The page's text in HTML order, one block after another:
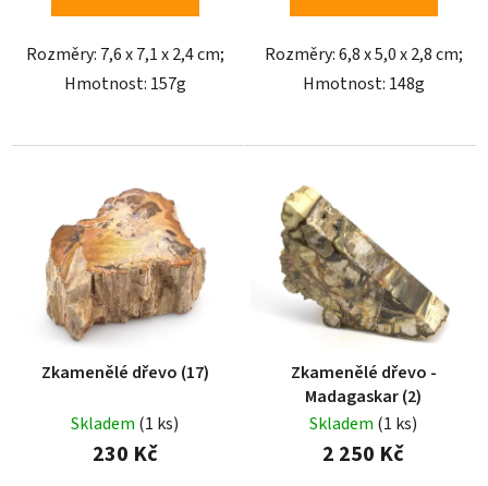
Rozměry: 7,6 x 7,1 x 2,4 cm;
Hmotnost: 157g
Rozměry: 6,8 x 5,0 x 2,8 cm;
Hmotnost: 148g
Zkamenělé dřevo (17)
Skladem (1 ks)
230 Kč
Zkamenělé dřevo -
Madagaskar (2)
Skladem (1 ks)
2 250 Kč